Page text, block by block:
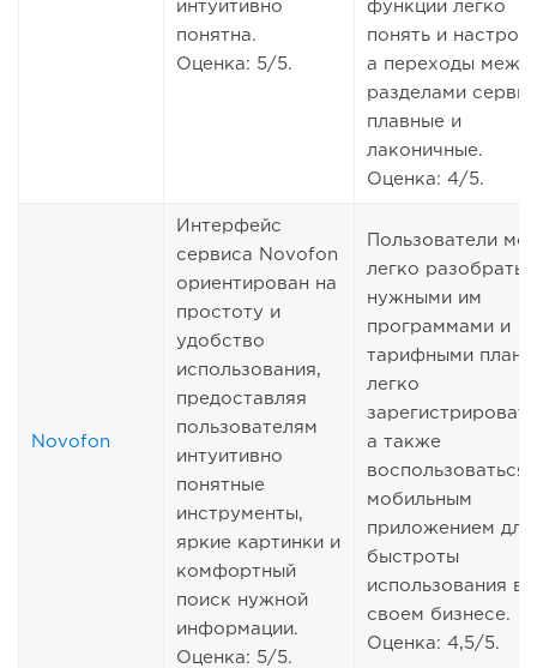
интуитивно
понятна.
Оценка: 5/5.
функции легко
понять и
а переходы
разделами
плавные и
лаконичные.
Оценка: 4/5.
Novofon
Интерфейс
сервиса Novofon
ориентирован на
простоту и
удобство
использования,
предоставляя
пользователям
интуитивно
понятные
инструменты,
яркие картинки и
комфортный
поиск нужной
информации.
Оценка: 5/5.
Пользователи
легко
нужными им
программами и
тарифными
легко
а также
воспользоваться
мобильным
приложением для
быстроты
использования в
своем бизнесе.
Оценка: 4,5/5.